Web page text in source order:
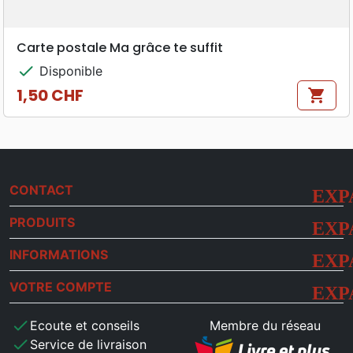
Carte postale Ma grâce te suffit
check Disponible
Prix
1,50 CHF shopping_cart
CONTACT
PRODUITS
INFORMATIONS
VOTRE COMPTE
check Ecoute et conseils
check Service de livraison
Membre du réseau